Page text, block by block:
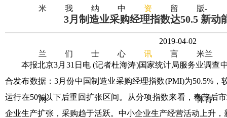
米
兰
网
我
们
纳
士
中
心
资
讯
留
言
版-
米兰
体育
3月制造业采购经理指数达50.5 新动
2019-04-02
本报北京3月31日电 (记者杜海涛)国家统计局服务业调查
合发布数据：3月份中国制造业采购经理指数(PMI)为50.5%，
运行在50%以下后重回扩张区间。从分项指数来看，春节后
企业生产扩张，采购趋于活跃。中小企业生产经营活动上升